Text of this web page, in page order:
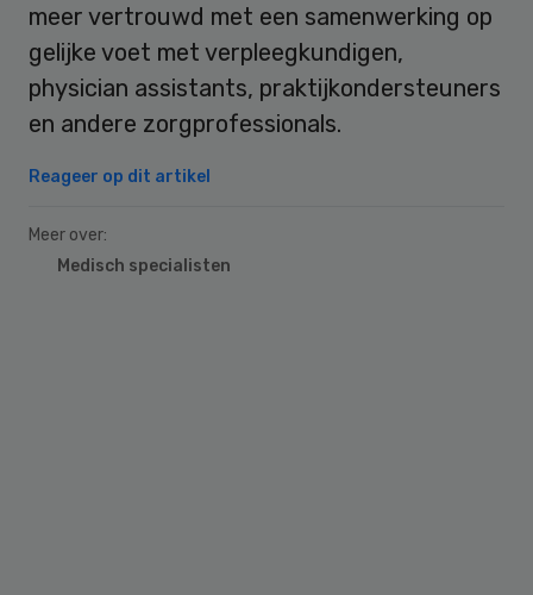
meer vertrouwd met een samenwerking op
gelijke voet met verpleegkundigen,
physician assistants, praktijkondersteuners
en andere zorgprofessionals.
Reageer op dit artikel
Meer over:
Medisch specialisten